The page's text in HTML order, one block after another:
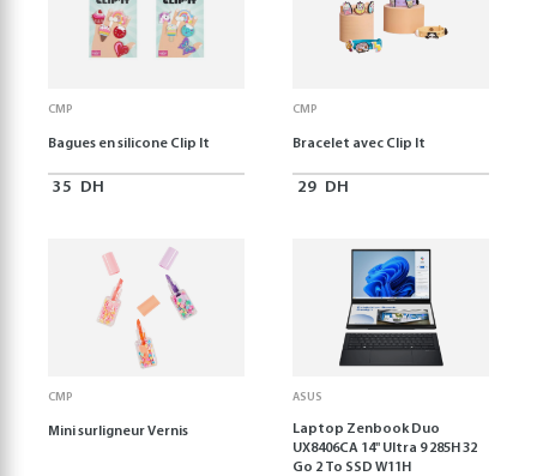
CMP
Bagues en silicone Clip It
35 DH
CMP
Bracelet avec Clip It
29 DH
CMP
Mini surligneur Vernis
ASUS
Laptop Zenbook Duo
UX8406CA 14'' Ultra 9 285H 32
Go 2 To SSD W11H